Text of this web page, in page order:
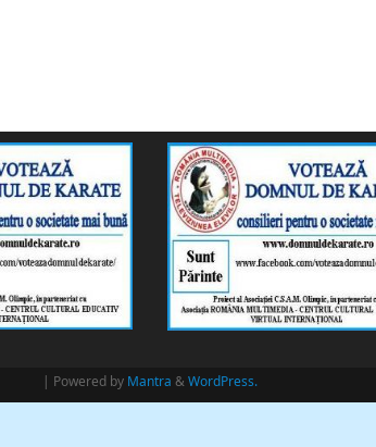
| Powered by Mantra &WordPress.